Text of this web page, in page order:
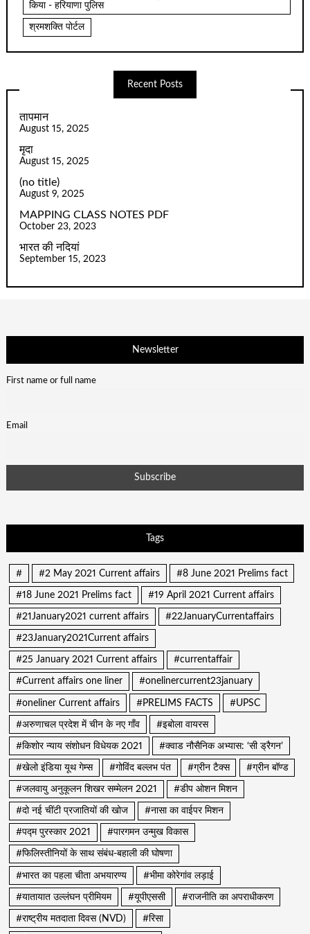
किया - हरियाणा पुलिस
श्रमशक्ति पोर्टल
Recent Posts
तापमान
August 15, 2025
मृदा
August 15, 2025
(no title)
August 9, 2025
MAPPING CLASS NOTES PDF
October 23, 2023
भारत की नदियां
September 15, 2023
Newsletter
First name or full name
Email
Tags
# #2 May 2021 Current affairs #8 June 2021 Prelims fact
#18 June 2021 Prelims fact #19 April 2021 Current affairs
#21January2021 current affairs #22JanuaryCurrentaffairs
#23January2021Current affairs
#25 January 2021 Current affairs #currentaffair
#Current affairs one liner #onelinercurrent23january
#oneliner Current affairs #PRELIMS FACTS #UPSC
#अरुणाचल प्रदेश में चीन के नए गाँव #इबोला वायरस
#किशोर न्याय संशोधन विधेयक 2021 #क्वाड नौसैनिक अभ्यास: ‘सी ड्रैगन’
#खेलो इंडिया यूथ गेम्स #गोविंद बल्लभ पंत #ग्रीन टैक्स #ग्रीन बॉण्ड
#जलवायु अनुकूलन शिखर सम्मेलन 2021 #डीप ओशन मिशन
#दो नई चींटी प्रजातियों की खोज #नासा का वाईपर मिशन
#पद्म पुरस्कार 2021 #पारगमन उन्मुख विकास
#फिलिस्तीनियों के साथ संबंध-बहाली की घोषणा
#भारत का पहला चीता अभयारण्य #भीमा कोरेगांव लड़ाई
#यातायात उल्लंघन प्रीमियम #यूपीएससी #राजनीति का अपराधीकरण
#राष्ट्रीय मतदाता दिवस (NVD) #रिसा